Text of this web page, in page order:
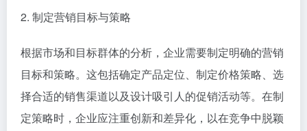
2. 制定营销目标与策略
根据市场和目标群体的分析，企业需要制定明确的营销
目标和策略。这包括确定产品定位、制定价格策略、选
择合适的销售渠道以及设计吸引人的促销活动等。在制
定策略时，企业应注重创新和差异化，以在竞争中脱颖